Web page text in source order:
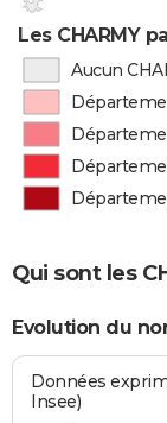
Les CHARMY
Aucun
Qui sont les
Evolution du
Données
Insee)